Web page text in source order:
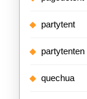
partytent
partytenten
quechua